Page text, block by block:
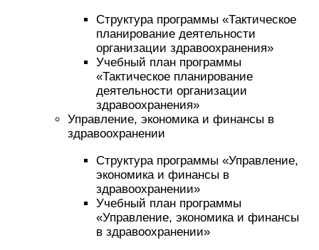
Структура программы «Тактическое
планирование деятельности
организации здравоохранения»
Учебный план программы
«Тактическое планирование
деятельности организации
здравоохранения»
Управление, экономика и финансы в
здравоохранении
Структура программы «Управление,
экономика и финансы в
здравоохранении»
Учебный план программы
«Управление, экономика и финансы
в здравоохранении»